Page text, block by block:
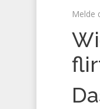
Melde